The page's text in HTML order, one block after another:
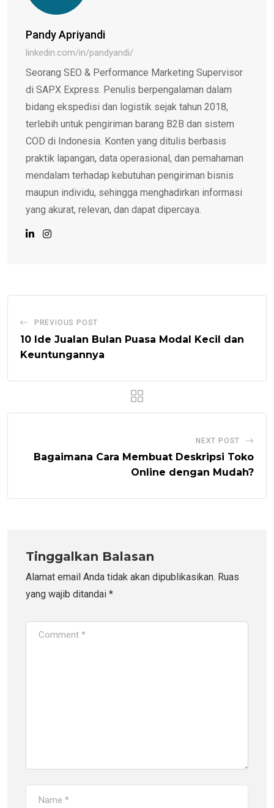
Pandy Apriyandi
linkedin.com/in/pandyandi/
Seorang SEO & Performance Marketing Supervisor
di SAPX Express. Penulis berpengalaman dalam
bidang ekspedisi dan logistik sejak tahun 2018,
terlebih untuk pengiriman barang B2B dan sistem
COD di Indonesia. Konten yang ditulis berbasis
praktik lapangan, data operasional, dan pemahaman
mendalam terhadap kebutuhan pengiriman bisnis
maupun individu, sehingga menghadirkan informasi
yang akurat, relevan, dan dapat dipercaya.
PREVIOUS POST
10 Ide Jualan Bulan Puasa Modal Kecil dan
Keuntungannya
NEXT POST
Bagaimana Cara Membuat Deskripsi Toko
Online dengan Mudah?
Tinggalkan Balasan
Alamat email Anda tidak akan dipublikasikan. Ruas
yang wajib ditandai *